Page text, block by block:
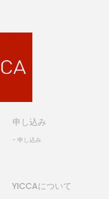
申し込み
- 申し込み
YICCAについて